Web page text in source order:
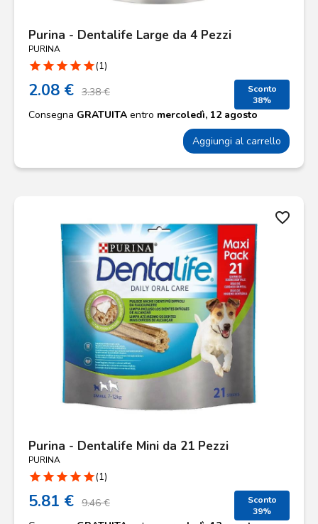
Purina - Dentalife Large da 4 Pezzi
PURINA
star star star star star(1)
2.08 € 3.38 €
Sconto
38%
Consegna GRATUITA entro mercoledì, 12 agosto
Aggiungi al carrello
favorite_border
Purina - Dentalife Mini da 21 Pezzi
PURINA
star star star star star(1)
5.81 € 9.46 €
Sconto
39%